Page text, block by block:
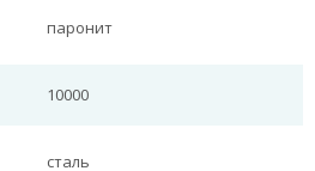
паронит
10000
сталь